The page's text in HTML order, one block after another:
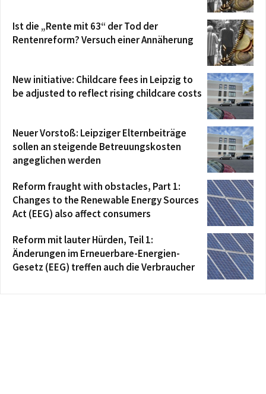
Ist die „Rente mit 63“ der Tod der
Rentenreform? Versuch einer Annäherung
New initiative: Childcare fees in Leipzig to
be adjusted to reflect rising childcare costs
Neuer Vorstoß: Leipziger Elternbeiträge
sollen an steigende Betreuungskosten
angeglichen werden
Reform fraught with obstacles, Part 1:
Changes to the Renewable Energy Sources
Act (EEG) also affect consumers
Reform mit lauter Hürden, Teil 1:
Änderungen im Erneuerbare-Energien-
Gesetz (EEG) treffen auch die Verbraucher